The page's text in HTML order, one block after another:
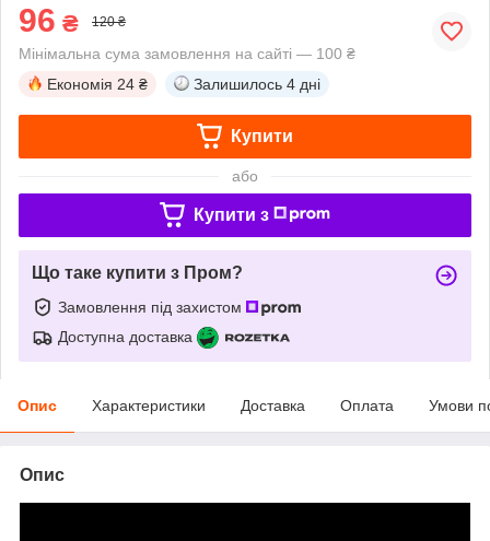
96 ₴ 120 ₴
Мінімальна сума замовлення на сайті — 100 ₴
Економія 24 ₴ Залишилось 4 дні
Купити
або
Купити з
Що таке купити з Пром?
Замовлення під захистом
Доступна доставка
Опис Характеристики Доставка Оплата Умови
Опис